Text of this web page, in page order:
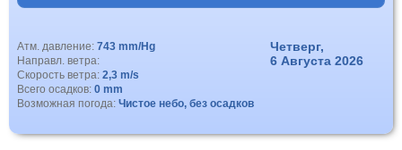
Атм. давление: 743 mm/Hg
Направл. ветра:
Скорость ветра: 2,3 m/s
Всего осадков: 0 mm
Возможная погода: Чистое небо, без осадков
Четверг,
6 Августа 2026